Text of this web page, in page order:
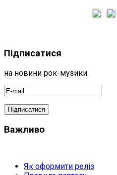
Підписатися
на новини рок-музики.
Важливо
Як оформити реліз